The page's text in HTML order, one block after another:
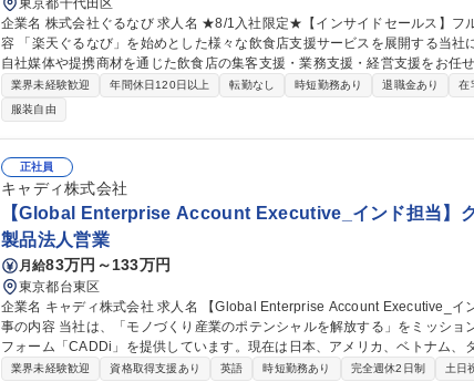
東京都千代田区
企業名 株式会社ぐるなび 求人名 ★8/1入社限定★【インサイドセールス】フルリモート（全国居住可） 仕事の内
容 「楽天ぐるなび」を始めとした様々な飲食店支援サービスを展開する当社
自社媒体や提携商材を通じた飲食店の集客支援・業務支援・経営支援をお任せします。 【入社後に
業務】入社当初は、新規獲得チーム（市場を切り拓く先鋭部隊）で商談設定
きつつ、業務を通じて当社のサービスや顧客特性の理解を深めていただきま
を鑑みて、新規獲得チームもしくは顧客伴走チーム（商談・受注・契約継続
に分かれていきます。 募集職種 ★8/1入社限定★【インサイドセール
業界未経験歓迎 年間休日120日以上 転勤なし 時短勤務あり 退職金あり 在
服装自由
正社員
キャディ株式会社
【Global Enterprise Account Executive_インド担当】
製品法人営業
月給83万円～133万円
東京都台東区
企業名 キャディ株式会社 求人名 【Global Enterprise Account Executive_インド担当】グローバルで成長中◎ 仕
事の内容 当社は、「モノづくり産業のポテンシャルを解放する」をミッショ
フォーム「CADDi」を提供しています。現在は日本、アメリカ、ベトナム、
での成 長を加速させています。その中で、新たに本格的な事業展開の可能性を探索している市場がインドです。
業界未経験歓迎 資格取得支援あり 英語 時短勤務あり 完全週休2日制 土日